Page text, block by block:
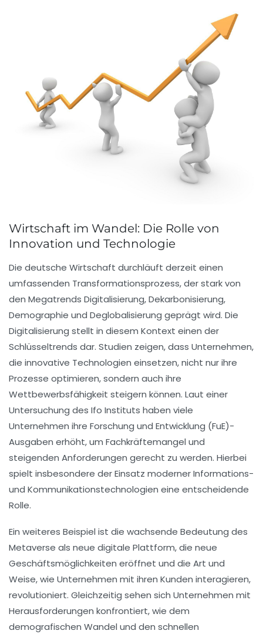
Wirtschaft im Wandel: Die Rolle von
Innovation und Technologie
Die deutsche Wirtschaft durchläuft derzeit einen
umfassenden Transformationsprozess, der stark von
den Megatrends Digitalisierung, Dekarbonisierung,
Demographie und Deglobalisierung geprägt wird. Die
Digitalisierung stellt in diesem Kontext einen der
Schlüsseltrends dar. Studien zeigen, dass Unternehmen,
die innovative Technologien einsetzen, nicht nur ihre
Prozesse optimieren, sondern auch ihre
Wettbewerbsfähigkeit steigern können. Laut einer
Untersuchung des Ifo Instituts haben viele
Unternehmen ihre Forschung und Entwicklung (FuE)-
Ausgaben erhöht, um Fachkräftemangel und
steigenden Anforderungen gerecht zu werden. Hierbei
spielt insbesondere der Einsatz modernerInformations-
und Kommunikationstechnologien eine entscheidende
Rolle.
Ein weiteres Beispiel ist die wachsende Bedeutung des
Metaverse als neue digitale Plattform, die neue
Geschäftsmöglichkeiten eröffnet und die Art und
Weise, wie Unternehmen mit ihren Kunden interagieren,
revolutioniert. Gleichzeitig sehen sich Unternehmen mit
Herausforderungen konfrontiert, wie dem
demografischen Wandel und den schnellen